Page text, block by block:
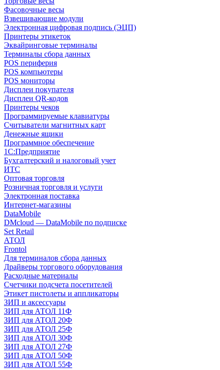
Фасовочные весы
Взвешивающие модули
Электронная цифровая подпись (ЭЦП)
Принтеры этикеток
Эквайринговые терминалы
Терминалы сбора данных
POS периферия
POS компьютеры
POS мониторы
Дисплеи покупателя
Дисплеи QR-кодов
Принтеры чеков
Программируемые клавиатуры
Считыватели магнитных карт
Денежные ящики
Программное обеспечение
1С:Предприятие
Бухгалтерский и налоговый учет
ИТС
Оптовая торговля
Розничная торговля и услуги
Электронная поставка
Интернет-магазины
DataMobile
DMcloud — DataMobile по подписке
Set Retail
АТОЛ
Frontol
Для терминалов сбора данных
Драйверы торгового оборудования
Расходные материалы
Счетчики подсчета посетителей
Этикет пистолеты и аппликаторы
ЗИП и аксессуары
ЗИП для АТОЛ 11Ф
ЗИП для АТОЛ 20Ф
ЗИП для АТОЛ 25Ф
ЗИП для АТОЛ 30Ф
ЗИП для АТОЛ 27Ф
ЗИП для АТОЛ 50Ф
ЗИП для АТОЛ 55Ф